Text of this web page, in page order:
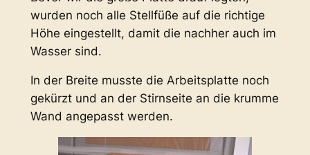
wurden noch alle Stellfüße auf die richtige
Höhe eingestellt, damit die nachher auch im
Wasser sind.
In der Breite musste die Arbeitsplatte noch
gekürzt und an der Stirnseite an die krumme
Wand angepasst werden.